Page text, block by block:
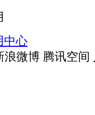
中心
浪微博 腾讯空间